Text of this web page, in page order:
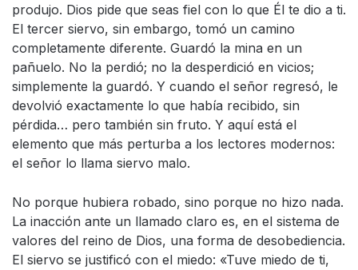
produjo. Dios pide que seas fiel con lo que Él te dio a ti.
El tercer siervo, sin embargo, tomó un camino
completamente diferente. Guardó la mina en un
pañuelo. No la perdió; no la desperdició en vicios;
simplemente la guardó. Y cuando el señor regresó, le
devolvió exactamente lo que había recibido, sin
pérdida… pero también sin fruto. Y aquí está el
elemento que más perturba a los lectores modernos:
el señor lo llama siervo malo.
No porque hubiera robado, sino porque no hizo nada.
La inacción ante un llamado claro es, en el sistema de
valores del reino de Dios, una forma de desobediencia.
El siervo se justificó con el miedo: «Tuve miedo de ti,